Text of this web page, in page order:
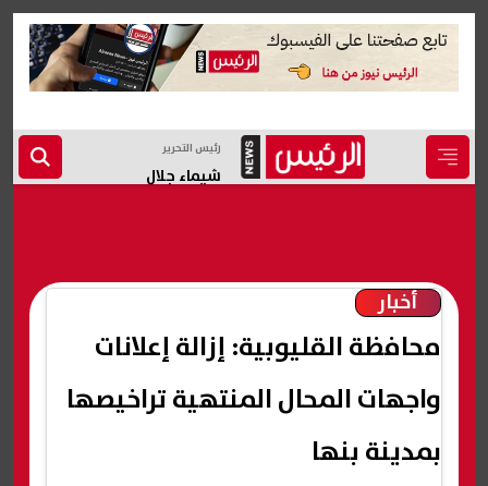
رئيس التحرير
شيماء جلال
أخبار
محافظة القليوبية: إزالة إعلانات
واجهات المحال المنتهية تراخيصها
بمدينة بنها